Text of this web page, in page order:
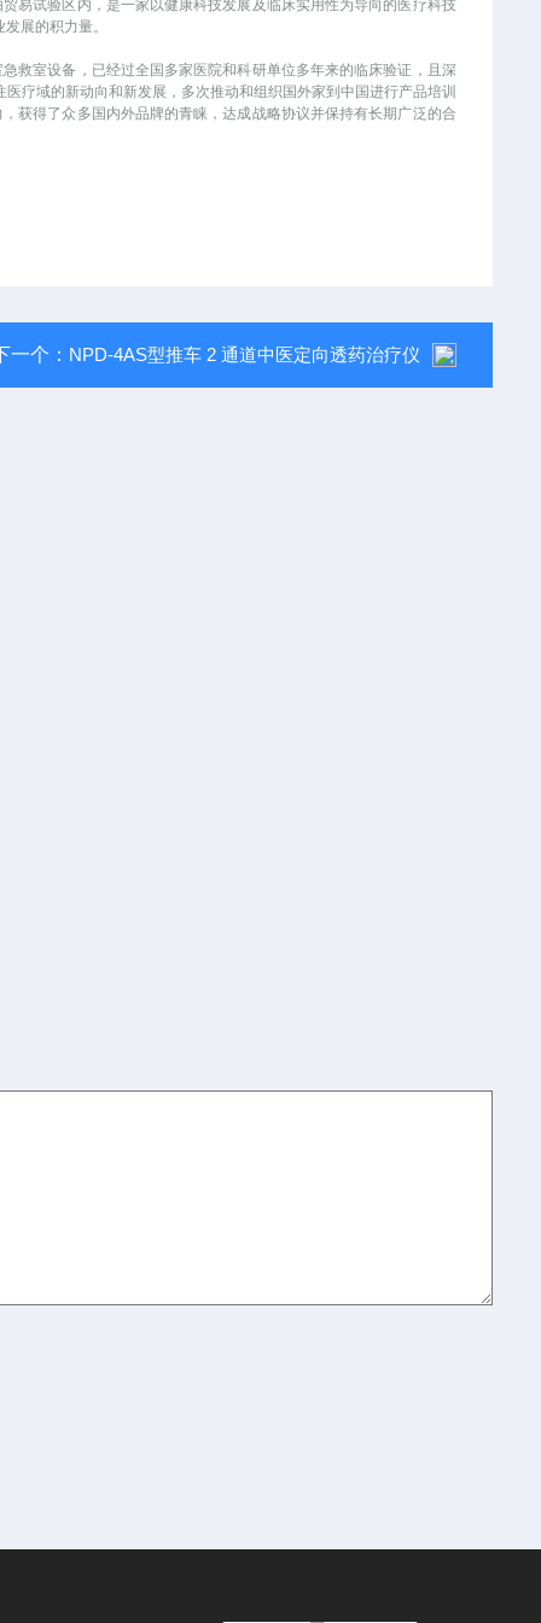
易试验区内，是一家以健康科技发展及临床实用性为导向的医疗科技
展的积力量。
救室设备，已经过全国多家医院和科研单位多年来的临床验证，且深
疗域的新动向和新发展，多次推动和组织国外家到中国进行产品培训
获得了众多国内外品牌的青睐，达成战略协议并保持有长期广泛的合
一个： NPD-4AS型推车 2 通道中医定向透药治疗仪